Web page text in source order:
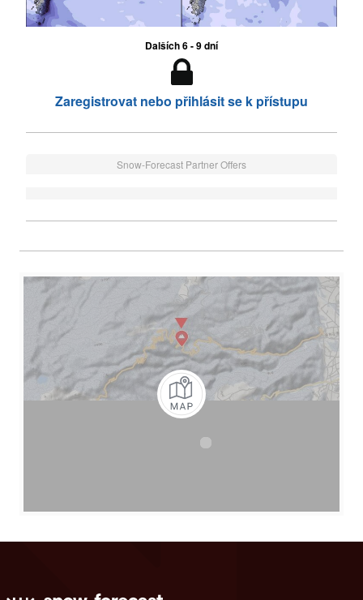
Dalších 6 - 9 dní
Zaregistrovat nebo přihlásit se k přístupu
Snow-Forecast Partner Offers